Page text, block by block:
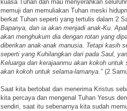
kuasa Tuhan dan mau menyerahkan
memuji dan memuliakan Tuhan meski
berkat Tuhan seperti yang tertulis dalam 2
Bapanya, dan ia akan menjadi anak-Ku.
akan menghukum dia dengan rotan yang
diberikan anak-anak manusia. Tetapi kasih
seperti yang Kuhilangkan dari pada Saul,
Keluarga dan kerajaanmu akan kokoh
akan kokoh untuk selama-lamanya." (2
Saat kita bertobat dan menerima Kristus
kita percaya dan mengenal Tuhan Yesus
sendiri, saat itu sebenarnya kita sudah